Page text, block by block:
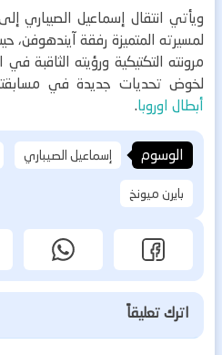
ويأتي انتقال إسماعيل الصيباري
لمسيرته المتميزة رفقة آيندهوفن،
مرونته التكتيكية ورؤيته الثاقبة
لخوض تحديات جديدة في
أبطال اوروبا.
الوسوم إسماعيل الصيباري
بايرن ميونخ
اترك تعليقاً